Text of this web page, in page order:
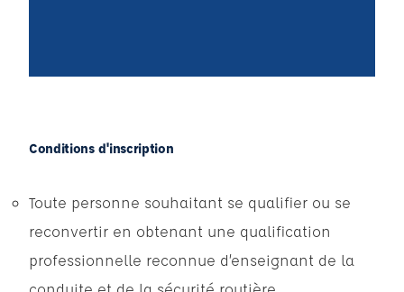
Conditions d'inscription
Toute personne souhaitant se qualifier ou se
reconvertir en obtenant une qualification
professionnelle reconnue d’enseignant de la